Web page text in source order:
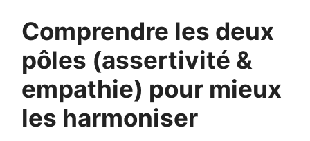
Comprendre les deux
pôles (assertivité &
empathie) pour mieux
les harmoniser